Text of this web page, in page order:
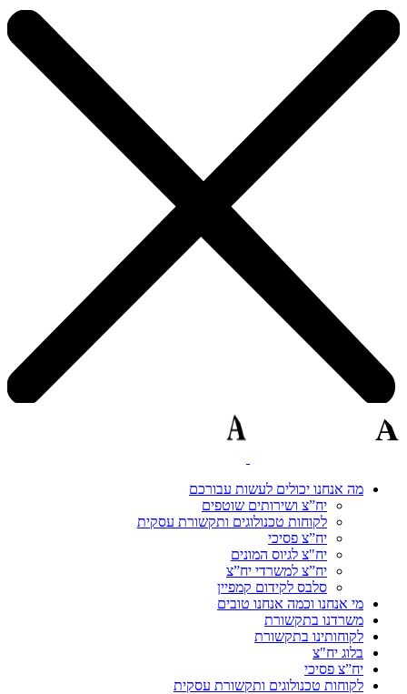
מה אנחנו יכולים לעשות עבורכם
יח”צ ושירותים שוטפים
לקוחות טכנולוגים ותקשורת עסקית
יח”צ פסיכי
יח"צ לגיוס המונים
יח”צ למשרדי יח”צ
סלבס לקידום קמפיין
מי אנחנו וכמה אנחנו טובים
משרדנו בתקשורת
לקוחותינו בתקשורת
בלוג יח"צ
יח”צ פסיכי
לקוחות טכנולוגים ותקשורת עסקית